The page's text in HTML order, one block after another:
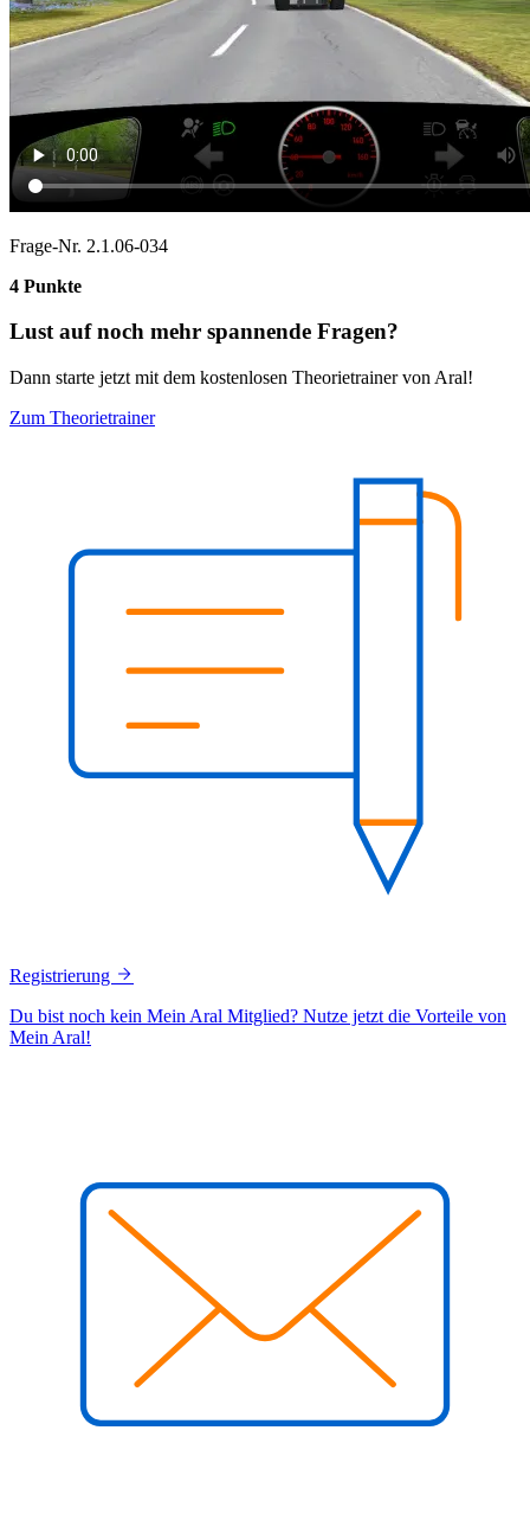
Frage-Nr. 2.1.06-034
4 Punkte
Lust auf noch mehr spannende Fragen?
Dann starte jetzt mit dem kostenlosen Theorietrainer von Aral!
Zum Theorietrainer
Registrierung
Du bist noch kein Mein Aral Mitglied? Nutze jetzt die Vorteile von
Mein Aral!